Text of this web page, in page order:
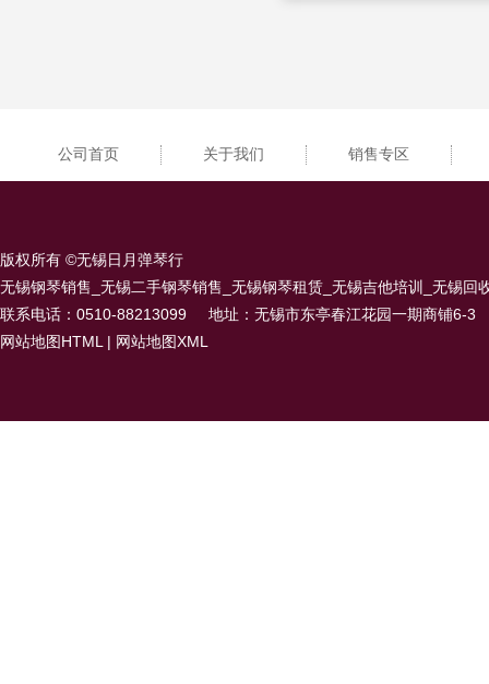
公司首页 关于我们 销售专区
版权所有 ©无锡日月弹琴行
无锡钢琴销售_无锡二手钢琴销售_无锡钢琴租赁_无锡吉他培训_无锡回
联系电话：0510-88213099
地址：无锡市东亭春江花园一期商铺6-3
网站地图HTML | 网站地图XML